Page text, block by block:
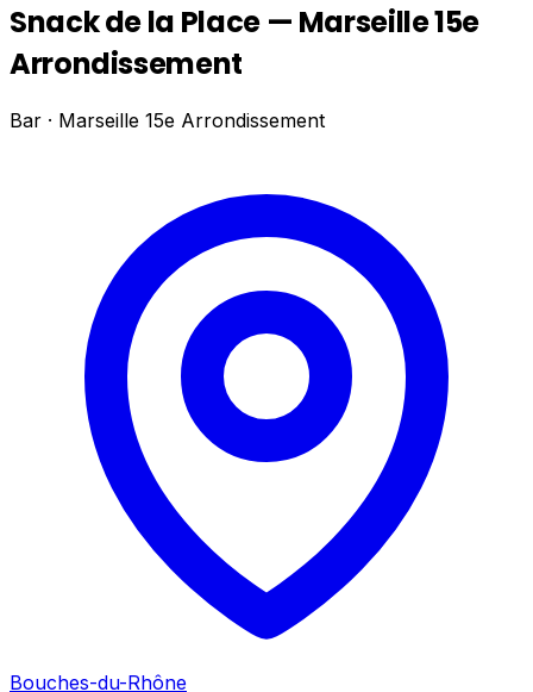
Snack de la Place — Marseille 15e
Arrondissement
Bar · Marseille 15e Arrondissement
Bouches-du-Rhône